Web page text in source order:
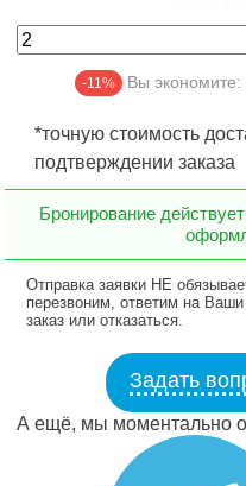
-11% Вы экономите:
*точную стоимость
подтверждении заказа
Бронирование
Отправка заявки НЕ
перезвоним, ответим на
заказ или отказаться.
Задать
А ещё, мы моментально